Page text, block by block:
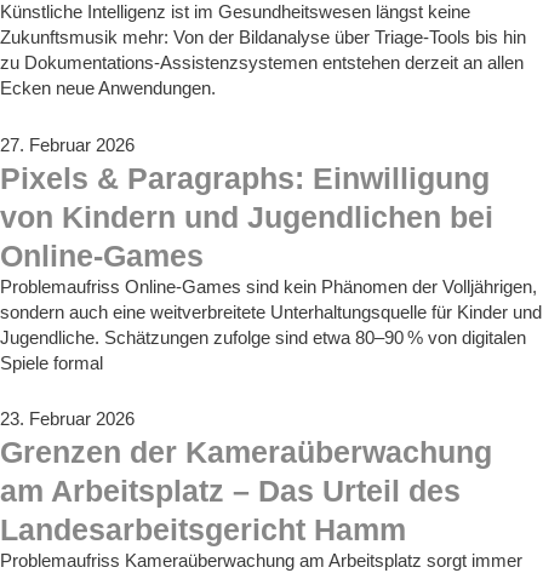
Künstliche Intelligenz ist im Gesundheitswesen längst keine
Zukunftsmusik mehr: Von der Bildanalyse über Triage‑Tools bis hin
zu Dokumentations‑Assistenzsystemen entstehen derzeit an allen
Ecken neue Anwendungen.
27. Februar 2026
Pixels & Paragraphs: Einwilligung
von Kindern und Jugendlichen bei
Online-Games
Problemaufriss Online-Games sind kein Phänomen der Volljährigen,
sondern auch eine weitverbreitete Unterhaltungsquelle für Kinder und
Jugendliche. Schätzungen zufolge sind etwa 80–90 % von digitalen
Spiele formal
23. Februar 2026
Grenzen der Kameraüberwachung
am Arbeitsplatz – Das Urteil des
Landesarbeitsgericht Hamm
Problemaufriss Kameraüberwachung am Arbeitsplatz sorgt immer